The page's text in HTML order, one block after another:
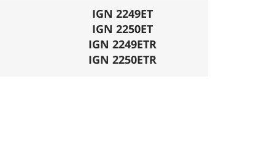
La difficulté de la descente est
IGN 2249ET
IGN 2250ET
IGN 2249ETR
IGN 2250ETR